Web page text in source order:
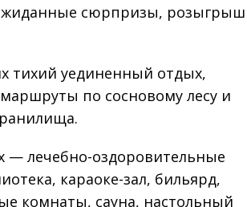
сюрпризы,
тихий уединенный отдых,
по сосновому лесу и
— лечебно-оздоровительные
караоке-зал, бильярд,
комнаты, сауна, настольный